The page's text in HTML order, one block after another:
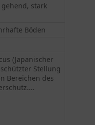
stark
Böden
(Japanischer
Stellung
Bereichen des